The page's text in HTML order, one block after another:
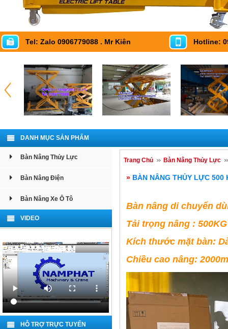
Tel: Zalo 0906779088 . Mr Kiên Hotline:
DANH MỤC SẢN PHẨM
Bàn Nâng Thủy Lực
Bàn Nâng Điện
Bàn Nâng Xe Ô Tô
VIDEO
HỖ TRỢ TRỰC TUYẾN
Trang Chủ Bàn Nâng Thủy Lực
» BÀN NÂNG THỦY LỰC 500
Bàn nâng di chuyển
Tải trọng nâng :
Kích thước mặt bàn:
Chiều cao nâng: